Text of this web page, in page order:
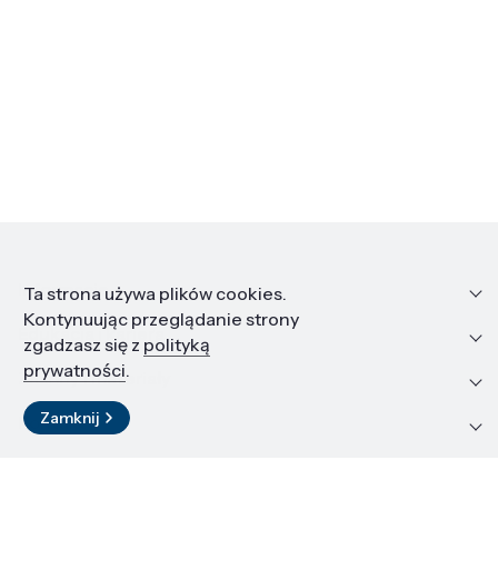
Informacje
Edukacja i kariera
Zasoby i materiały
Kontakt
Ta strona używa plików cookies.
Kontynuując przeglądanie strony
zgadzasz się z polityką
prywatności.
Zamknij